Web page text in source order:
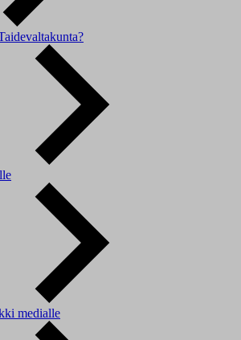
medialle